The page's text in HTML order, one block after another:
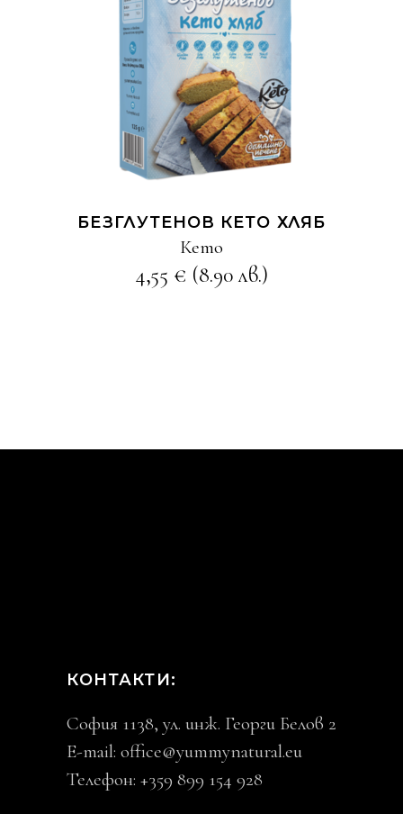
КУПИ
БЕЗГЛУТЕНОВ КЕТО ХЛЯБ
Кето
4,55 € (8.90 лв.)
КОНТАКТИ:
София 1138, ул. инж. Георги Белов 2
E-mail: office@yummynatural.eu
Телефон: +359 899 154 928